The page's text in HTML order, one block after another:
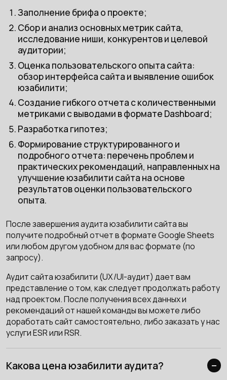
Заполнение брифа о проекте;
Сбор и анализ основных метрик сайта,
исследование ниши, конкурентов и целевой
аудитории;
Оценка пользовательского опыта сайта:
обзор интерфейса сайта и выявление ошибок
юзабилити;
Создание гибкого отчета с количественными
метриками с выводами в формате Dashboard;
Разработка гипотез;
Формирование структурированного и
подробного отчета: перечень проблем и
практических рекомендаций, направленных на
улучшение юзабилити сайта на основе
результатов оценки пользовательского
опыта.
После завершения аудита юзабилити сайта вы
получите подробный отчет в формате Google Sheets
или любом другом удобном для вас формате (по
запросу).
Аудит сайта юзабилити (UX/UI-аудит) дает вам
представление о том, как следует продолжать работу
над проектом. После получения всех данных и
рекомендаций от нашей команды вы можете либо
доработать сайт самостоятельно, либо заказать у нас
услуги ESR или RSR.
Какова цена юзабилити аудита?